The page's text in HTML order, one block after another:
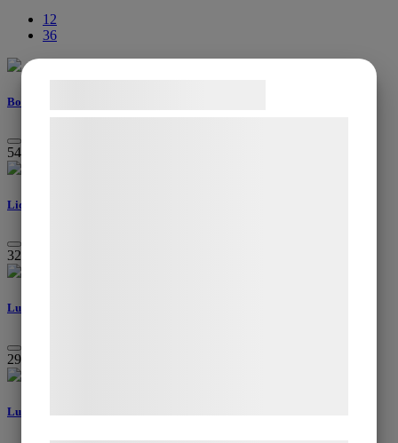
12
36
Bolmen ljusstake
549
Lidatorp, ljusstake
329
Lumiere ljuslykta, brun, stor
299
Lumiere ljuslykta, brun, liten